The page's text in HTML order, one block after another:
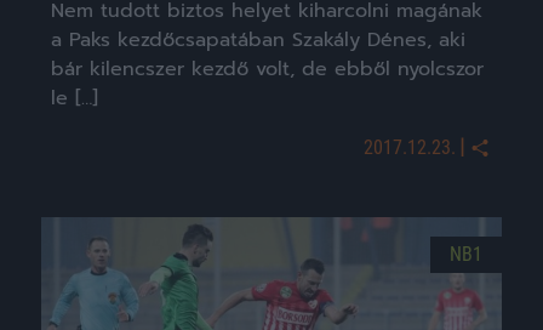
Nem tudott biztos helyet kiharcolni magának
a Paks kezdőcsapatában Szakály Dénes, aki
bár kilencszer kezdő volt, de ebből nyolcszor
le […]
2017.12.23. |
NB1